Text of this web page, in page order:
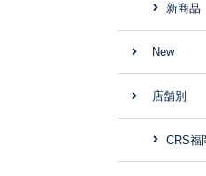
新商品
New
店舗別
CRS福